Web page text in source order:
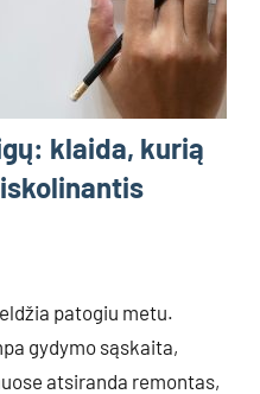
klaida, kurią
patogiu metu.
gydymo sąskaita,
atsiranda remontas,